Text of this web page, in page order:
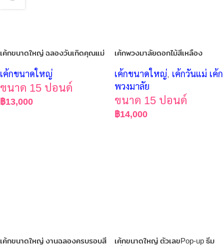
เค้กขนาดใหญ่ ฉลองวันเกิดคุณแม่
เค้กขนาดใหญ่
ขนาด 15 ปอนด์
฿13,000
เค้กพวงมาลัยดอกไม้สีเหลือง
เค้กขนาดใหญ่, เค้กวันแม่ เค้ก
พวงมาลัย
ขนาด 15 ปอนด์
฿14,000
เค้กขนาดใหญ่ งานฉลองครบรอบสี
เค้กขนาดใหญ่ ตัวเลขPop-up ธีม